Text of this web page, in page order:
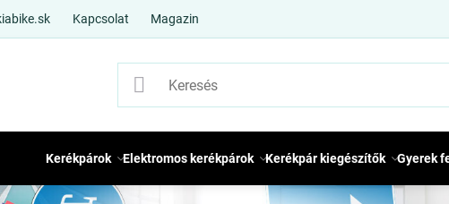
Kapcsolat Magazin
Kerékpárok Elektromos kerékpárok Kerékpár kiegészítők Gyerek